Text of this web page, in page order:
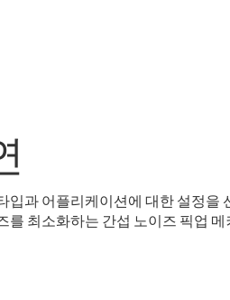
과 어플리케이션에 대한 설정을
최소화하는 간섭 노이즈 픽업